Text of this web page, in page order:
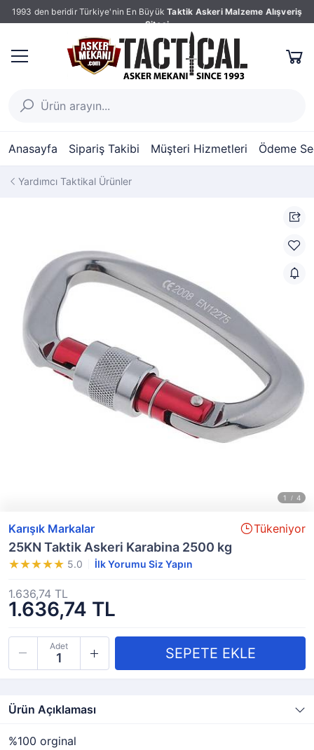
1993 den beridir Türkiye'nin En Büyük Taktik Askeri Malzeme Alışveriş
Sitesi
Anasayfa Sipariş Takibi Müşteri Hizmetleri Ödeme
Yardımcı Taktikal Ürünler
Karışık Markalar Tükeniyor
25KN Taktik Askeri Karabina 2500 kg
5.0 İlk Yorumu Siz Yapın
1.636,74 TL
1.636,74 TL
Adet
Ürün Açıklaması
%100 orginal